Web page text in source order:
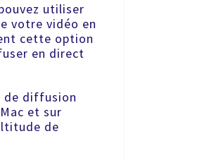
utiliser
votre vidéo en
cette option
en direct
de diffusion
et sur
de